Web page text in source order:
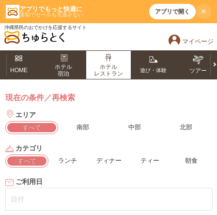
アプリでもっと快適に
通知でセールも見逃さない アプリで開く ×
沖縄県民のおでかけを応援するサイト
マイページ
HOME
ホテル
宿泊
ホテル
レストラン
遊び・体験 ツアー
現在の条件／再検索
エリア
すべて 南部 中部 北部
カテゴリ
すべて ランチ ディナー ティー 朝食
ご利用日